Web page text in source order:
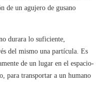
un agujero de gusano
durara lo suficiente,
del mismo una partícula. Es
de un lugar en el espacio-
para transportar a un humano